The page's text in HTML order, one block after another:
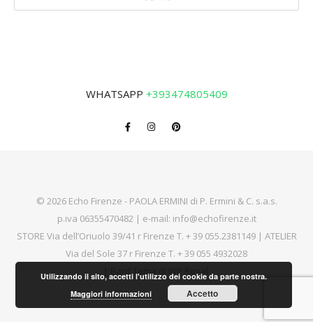
WHATSAPP +393474805409
© 2026 Echo Firenze - PAOLA ERMINI di P. Ermini & C. s.a.s.
p.iva 06355470482 | e-mail: info@echofirenze.it
STORE Via dell’Oriuolo 39/41 r Firenze T. + 39 055.2381149| ATELIER
Via del Sole 37 r Firenze T. + 39 055 4932028
Bard Tema di WP Royal
Utilizzando il sito, accetti l'utilizzo dei cookie da parte nostra.
Maggiori informazioni
Accetto